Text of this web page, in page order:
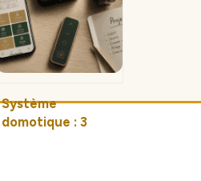
réussir votre
débarras
Système
domotique : 3